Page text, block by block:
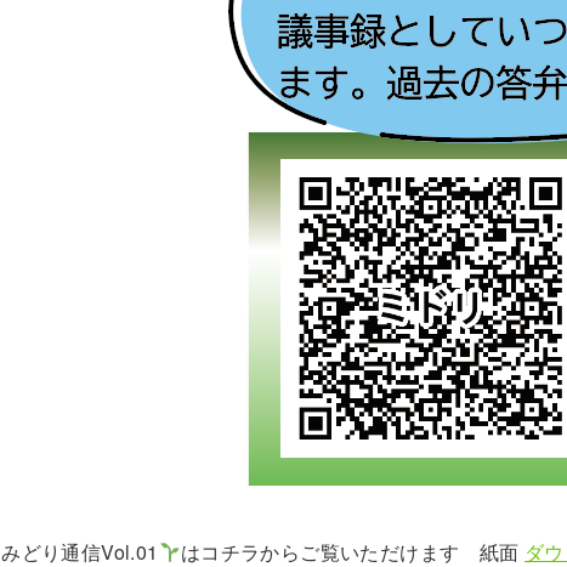
みどり通信Vol.01 はコチラからご覧いただけます 紙面 ダ